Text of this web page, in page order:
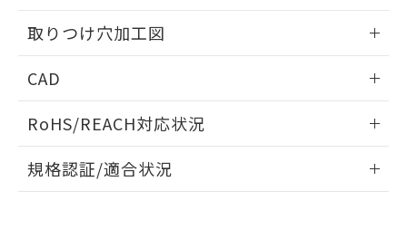
取りつけ穴加工図
CAD
ドすることができます。
ログイン/会員登録
RoHS/REACH対応状況
EU RoHS 注意事項・凡例
規格認証/適合状況
の共同利用に関して"
用者の範囲」に記載されている法人を
EU RoHS指令（10物質）の非含有証明書
51物質の非含有証明書（当社基準）
※本証明書は発行日時点で非含有を証明す
物質の対応では、対応完了までの期間は出
荷製品に未対応品が混在することから備考
欄に対応日を記載しておりました。
既に当社にて対応品への在庫切替を完了